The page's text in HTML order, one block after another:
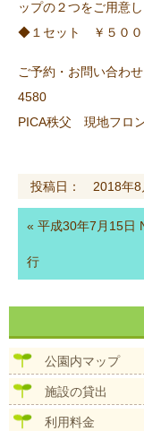
ップの２つをご用意し
◆１セット ￥５００
ご予約・お問い合
4580
PICA秩父 現地フロ
投稿日： 2018年8
« 平成30年7月15日
行
公園内マップ
施設の貸出
利用料金